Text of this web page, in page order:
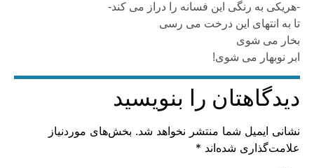
-هریکی به رنگی این فسانه را دراز می کند-
تا به انتهای این درخت می رسی
بخار می شوی
ابر نوبهار می شوی!
دیدگاهتان را بنویسید
نشانی ایمیل شما منتشر نخواهد شد. بخش‌های موردنیاز
علامت‌گذاری شده‌اند *